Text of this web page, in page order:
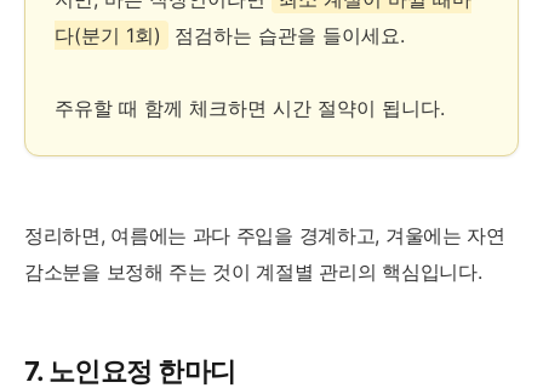
다(분기 1회)
점검하는 습관을 들이세요.
주유할 때 함께 체크하면 시간 절약이 됩니다.
정리하면, 여름에는 과다 주입을 경계하고, 겨울에는 자연
감소분을 보정해 주는 것이 계절별 관리의 핵심입니다.
7. 노인요정 한마디